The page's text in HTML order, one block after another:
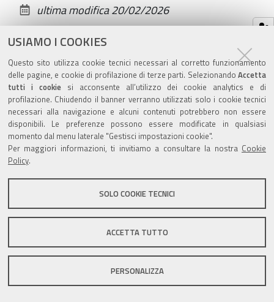
USIAMO I COOKIES
Questo sito utilizza cookie tecnici necessari al corretto funzionamento
delle pagine, e cookie di profilazione di terze parti. Selezionando Accetta
tutti i cookiesi acconsente all’utilizzo dei cookie analytics e di
profilazione. Chiudendo il banner verranno utilizzati solo i cookie tecnici
necessari alla navigazione e alcuni contenuti potrebbero non essere
disponibili. Le preferenze possono essere modificate in qualsiasi
momento dal menu laterale "Gestisci impostazioni cookie".
Per maggiori informazioni, ti invitiamo a consultare la nostra Cookie
Policy.
SOLO COOKIE TECNICI
ACCETTA TUTTO
PERSONALIZZA
documento
ultima modifica20/02/2026
Valuta questo sito
DPO|Accessibilità